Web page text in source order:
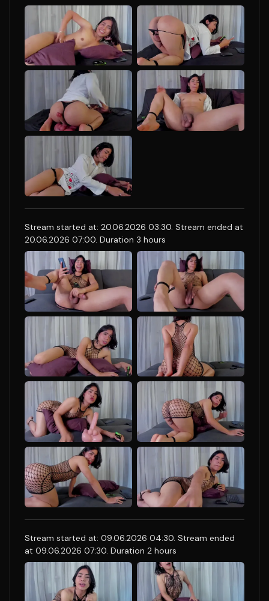
Stream started at: 20.06.2026 03:30. Stream ended at
20.06.2026 07:00. Duration 3 hours
Stream started at: 09.06.2026 04:30. Stream ended
at 09.06.2026 07:30. Duration 2 hours